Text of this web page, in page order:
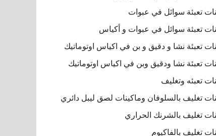
تعبئة سوائل في عبوات
تعبئة سوائل في عبوات و أكياس
تعبئة نشا و دقيق و بن في اكياس اوتوماتيك
تعبئة نشا ودقيق وبن في اكياس اوتوماتيك
تعبئه وتغليف
تغليف بالسلوفان وماكينات لصق ليبل دائري
تغليف بالشرنك الحراري
تغليف بالفاكيوم